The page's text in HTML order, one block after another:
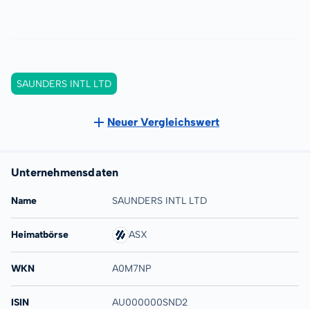
SAUNDERS INTL LTD
Neuer Vergleichswert
Unternehmensdaten
Name SAUNDERS INTL LTD
Heimatbörse ASX
WKN A0M7NP
ISIN AU000000SND2